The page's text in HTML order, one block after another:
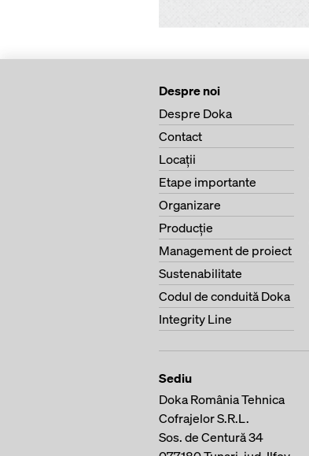
Despre noi
Despre Doka
Contact
Locaţii
Etape importante
Organizare
Producţie
Management de proiect
Sustenabilitate
Codul de conduită Doka
Integrity Line
Sediu
Doka România Tehnica
Cofrajelor S.R.L.
Sos. de Centură 34